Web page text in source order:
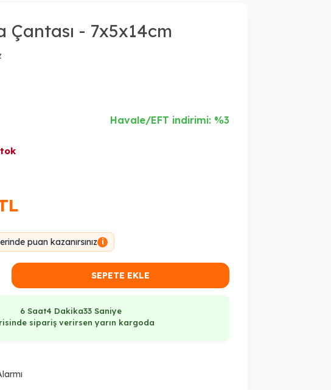
Çantası - 7x5x14cm
Havale/EFT indirimi: %3
puan kazanırsınız i
SEPETE EKLE
6 Saat4 Dakika33 Saniye
sipariş verirsen yarın kargoda